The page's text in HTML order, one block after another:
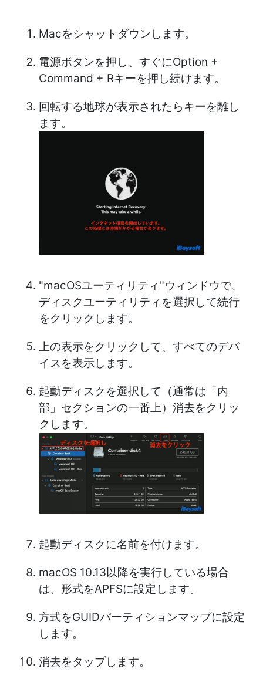
Macをシャットダウンします。
電源ボタンを押し、すぐにOption +
Command + Rキーを押し続けます。
回転する地球が表示されたらキーを離し
ます。
"macOSユーティリティ"ウィンドウで、
ディスクユーティリティを選択して続行
をクリックします。
上の表示をクリックして、すべてのデバ
イスを表示します。
起動ディスクを選択して（通常は「内
部」セクションの一番上）消去をクリッ
クします。
起動ディスクに名前を付けます。
macOS 10.13以降を実行している場合
は、形式をAPFSに設定します。
方式をGUIDパーティションマップに設定
します。
消去をタップします。